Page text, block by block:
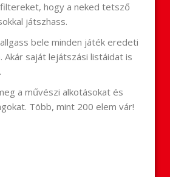
hogy a neked tetsző
játszhass.
bele minden játék eredeti
Akár saját lejátszási listáidat is
a művészi alkotásokat és
Több, mint 200 elem vár!